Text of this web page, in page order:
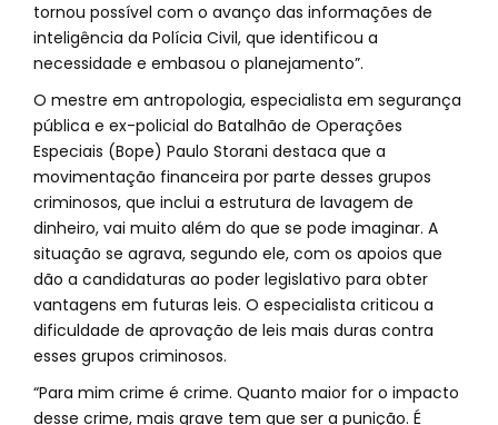
tornou possível com o avanço das informações de
inteligência da Polícia Civil, que identificou a
necessidade e embasou o planejamento”.
O mestre em antropologia, especialista em segurança
pública e ex-policial do Batalhão de Operações
Especiais (Bope) Paulo Storani destaca que a
movimentação financeira por parte desses grupos
criminosos, que inclui a estrutura de lavagem de
dinheiro, vai muito além do que se pode imaginar. A
situação se agrava, segundo ele, com os apoios que
dão a candidaturas ao poder legislativo para obter
vantagens em futuras leis. O especialista criticou a
dificuldade de aprovação de leis mais duras contra
esses grupos criminosos.
“Para mim crime é crime. Quanto maior for o impacto
desse crime, mais grave tem que ser a punição. É